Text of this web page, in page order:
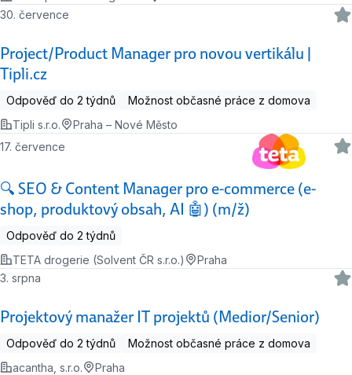
Project/Product Manager pro novou vertikálu |
Tipli.cz
30. července
Odpověď do 2 týdnů
Možnost občasné práce z domova
Tipli s.r.o.
Praha – Nové Město
🔍 SEO & Content Manager pro e-commerce (e-
shop, produktový obsah, AI 🤖) (m/ž)
17. července
Odpověď do 2 týdnů
TETA drogerie (Solvent ČR s.r.o.)
Praha
Projektový manažer IT projektů (Medior/Senior)
3. srpna
Odpověď do 2 týdnů
Možnost občasné práce z domova
acantha, s.r.o.
Praha